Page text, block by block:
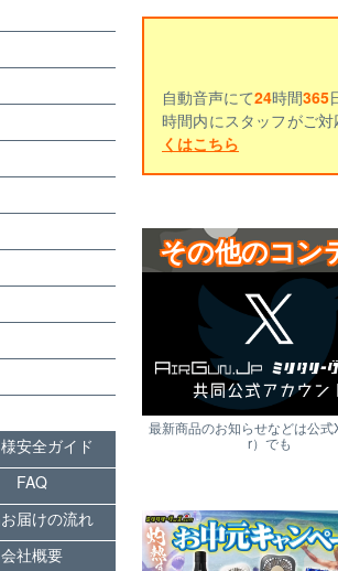
自動音声にて24時間365
時間内にスタッフがご
くはこちら
その他のコン
最新商品のお知らせなどは公式
r）でも
安全ガイド
FAQ
届けの流れ
会社概要